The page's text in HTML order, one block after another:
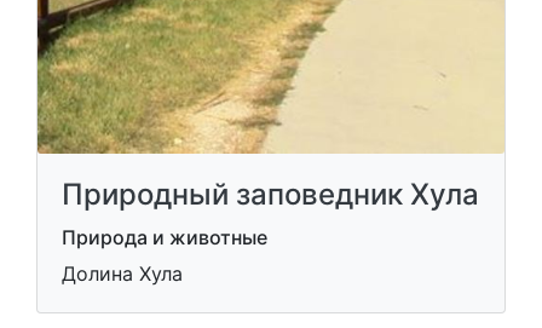
Природный заповедник Хула
Природа и животные
Долина Хула